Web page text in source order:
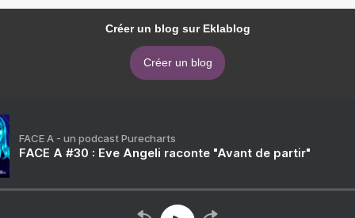
Créer un blog sur Eklablog
Créer un blog
FACE A - un podcast Purecharts
FACE A #30 : Eve Angeli raconte "Avant de partir"